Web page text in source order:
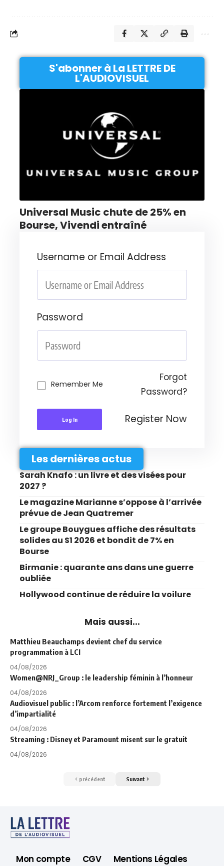
S'abonner à La LETTRE DE
L'AUDIOVISUEL
Universal Music chute de 25% en
Bourse, Vivendi entraîné
Username or Email Address
Password
Remember Me
Forgot
Password?
Log In Register Now
Les dernières actus
Sarah Knafo : un livre et des visées pour
2027 ?
Le magazine Marianne s’oppose à l’arrivée
prévue de Jean Quatremer
Le groupe Bouygues affiche des résultats
solides au S1 2026 et bondit de 7% en
Bourse
Birmanie : quarante ans dans une guerre
oubliée
Hollywood continue de réduire la voilure
Mais aussi...
Matthieu Beauchamps devient chef du service
programmation à LCI
04/08/2026
Women@NRJ_Group : le leadership féminin à l’honneur
04/08/2026
Audiovisuel public : l’Arcom renforce fortement l’exigence
d’impartialité
04/08/2026
Streaming : Disney et Paramount misent sur le gratuit
04/08/2026
précédent Suivant
Mon compte CGV Mentions Légales